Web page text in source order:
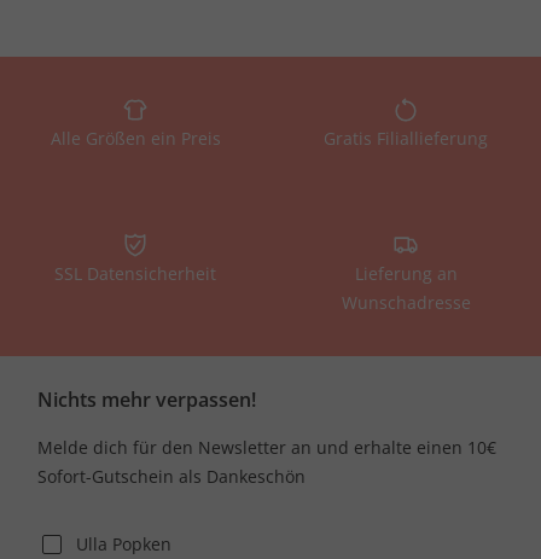
Alle Größen ein Preis Gratis Filiallieferung
SSL Datensicherheit
Lieferung an
Wunschadresse
Nichts mehr verpassen!
Melde dich für den Newsletter an und erhalte einen 10€
Sofort-Gutschein als Dankeschön
Ulla Popken